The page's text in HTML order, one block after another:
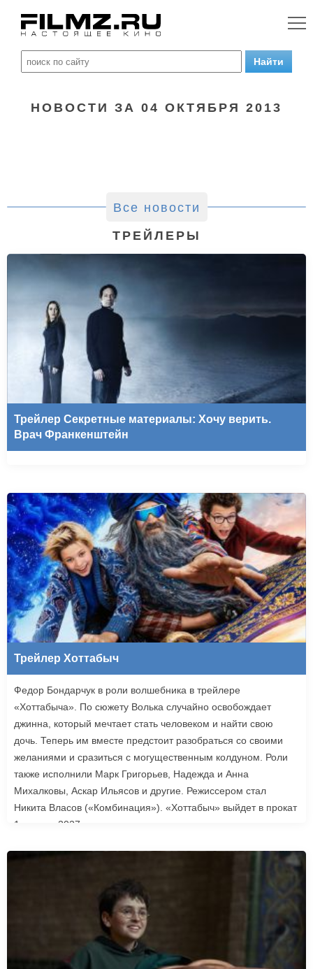
НОВОСТИ ЗА 04 ОКТЯБРЯ 2013
Все новости
ТРЕЙЛЕРЫ
Трейлер Секретные материалы: Хочу верить.
Врач Франкенштейн
Трейлер Хоттабыч
Федор Бондарчук в роли волшебника в трейлере
«Хоттабыча». По сюжету Волька случайно освобождает
джинна, который мечтает стать человеком и найти свою
дочь. Теперь им вместе предстоит разобраться со своими
желаниями и сразиться с могущественным колдуном. Роли
также исполнили Марк Григорьев, Надежда и Анна
Михалковы, Аскар Ильясов и другие. Режиссером стал
Никита Власов («Комбинация»). «Хоттабыч» выйдет в прокат
1 января 2027 года.